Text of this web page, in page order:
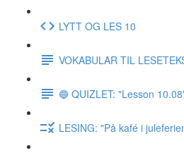
LYTT OG LES 10
VOKABULAR TIL
🔵 QUIZLET: "Lesson
LESING: "På kafé i